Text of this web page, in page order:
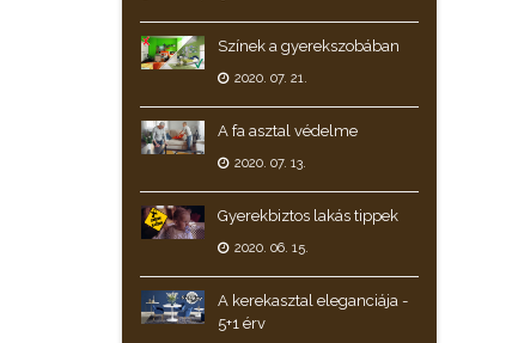
Színek a gyerekszobában
2020. 07. 21.
A fa asztal védelme
2020. 07. 13.
Gyerekbiztos lakás tippek
2020. 06. 15.
A kerekasztal eleganciája -
5+1 érv